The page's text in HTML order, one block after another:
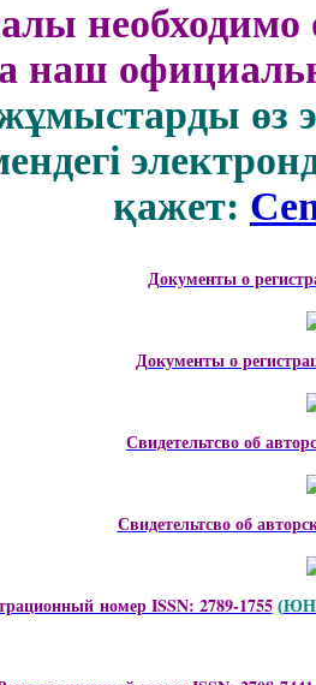
необходимо
наш
өз
қажет:
Документы о
Документы о
Свидетельтсво об
Свидетельтсво об
номер ISSN: 2789-1755 (